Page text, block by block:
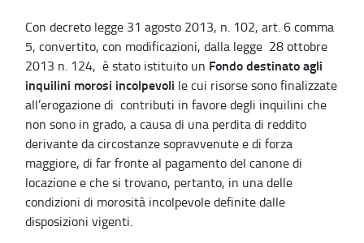
Con decreto legge 31 agosto 2013, n. 102, art. 6 comma
5, convertito, con modificazioni, dalla legge 28 ottobre
2013 n. 124, è stato istituito un Fondo destinato agli
inquilini morosi incolpevoli le cui risorse sono finalizzate
all’erogazione di contributi in favore degli inquilini che
non sono in grado, a causa di una perdita di reddito
derivante da circostanze sopravvenute e di forza
maggiore, di far fronte al pagamento del canone di
locazione e che si trovano, pertanto, in una delle
condizioni di morosità incolpevole definite dalle
disposizioni vigenti.